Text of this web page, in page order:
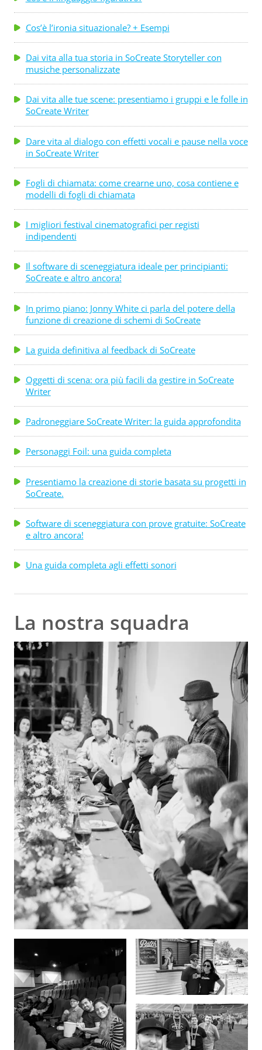
Cos’è l’ironia situazionale? + Esempi
Dai vita alla tua storia in SoCreate Storyteller con
musiche personalizzate
Dai vita alle tue scene: presentiamo i gruppi e le folle in
SoCreate Writer
Dare vita al dialogo con effetti vocali e pause nella voce
in SoCreate Writer
Fogli di chiamata: come crearne uno, cosa contiene e
modelli di fogli di chiamata
I migliori festival cinematografici per registi
indipendenti
Il software di sceneggiatura ideale per principianti:
SoCreate e altro ancora!
In primo piano: Jonny White ci parla del potere della
funzione di creazione di schemi di SoCreate
La guida definitiva al feedback di SoCreate
Oggetti di scena: ora più facili da gestire in SoCreate
Writer
Padroneggiare SoCreate Writer: la guida approfondita
Personaggi Foil: una guida completa
Presentiamo la creazione di storie basata su progetti in
SoCreate.
Software di sceneggiatura con prove gratuite: SoCreate
e altro ancora!
Una guida completa agli effetti sonori
La nostra squadra